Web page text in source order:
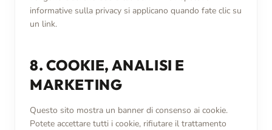
informative sulla privacy si applicano quando fate clic su
un link.
8. COOKIE, ANALISI E
MARKETING
Questo sito mostra un banner di consenso ai cookie.
Potete accettare tutti i cookie, rifiutare il trattamento